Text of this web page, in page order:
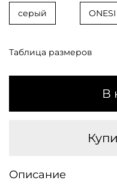
Таблица размеров
В
серый
Описание